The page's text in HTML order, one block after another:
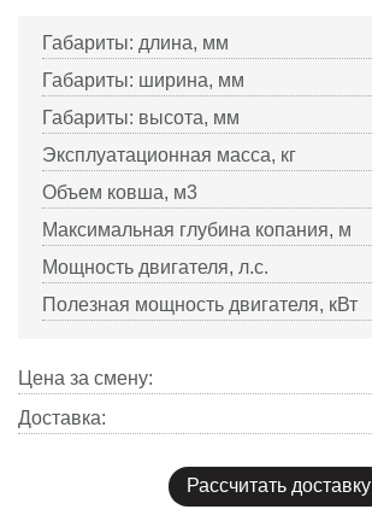
Габариты: длина, мм
Габариты: ширина, мм
Габариты: высота, мм
Эксплуатационная масса, кг
Объем ковша, м3
Максимальная глубина копания, м
Мощность двигателя, л.с.
Полезная мощность двигателя, кВт
Цена за смену:
Доставка:
Рассчитать доставку